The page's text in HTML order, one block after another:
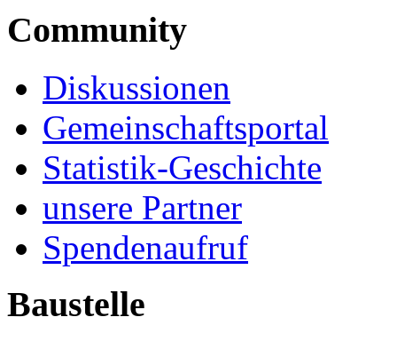
Community
Diskussionen
Gemeinschaftsportal
Statistik-Geschichte
unsere Partner
Spendenaufruf
Baustelle